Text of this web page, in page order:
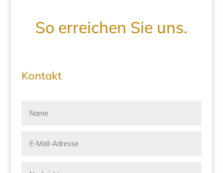
So erreichen Sie uns.
Kontakt